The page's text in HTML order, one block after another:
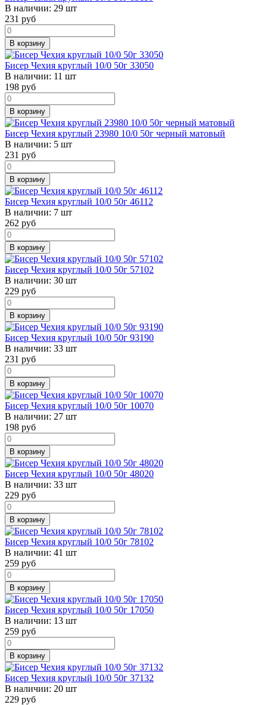
В наличии: 29 шт
231 руб
В корзину
Бисер Чехия круглый 10/0 50г 33050
В наличии: 11 шт
198 руб
В корзину
Бисер Чехия круглый 23980 10/0 50г черный матовый
В наличии: 5 шт
231 руб
В корзину
Бисер Чехия круглый 10/0 50г 46112
В наличии: 7 шт
262 руб
В корзину
Бисер Чехия круглый 10/0 50г 57102
В наличии: 30 шт
229 руб
В корзину
Бисер Чехия круглый 10/0 50г 93190
В наличии: 33 шт
231 руб
В корзину
Бисер Чехия круглый 10/0 50г 10070
В наличии: 27 шт
198 руб
В корзину
Бисер Чехия круглый 10/0 50г 48020
В наличии: 33 шт
229 руб
В корзину
Бисер Чехия круглый 10/0 50г 78102
В наличии: 41 шт
259 руб
В корзину
Бисер Чехия круглый 10/0 50г 17050
В наличии: 13 шт
259 руб
В корзину
Бисер Чехия круглый 10/0 50г 37132
В наличии: 20 шт
229 руб